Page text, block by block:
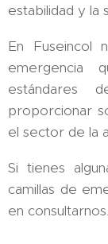
estabilidad y la
En Fuseincol
emergencia
estándares
proporcionar
el sector de la
Si tienes
camillas de
en